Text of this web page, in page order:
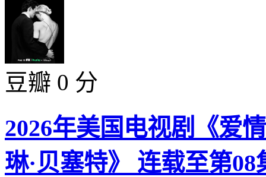
豆瓣 0 分
2026年美国电视剧《爱
琳·贝塞特》 连载至第08